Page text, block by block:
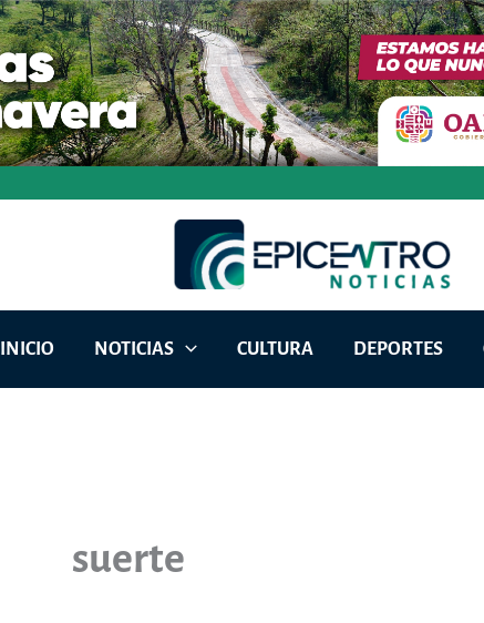
INICIO NOTICIAS CULTURA DEPORTES
suerte